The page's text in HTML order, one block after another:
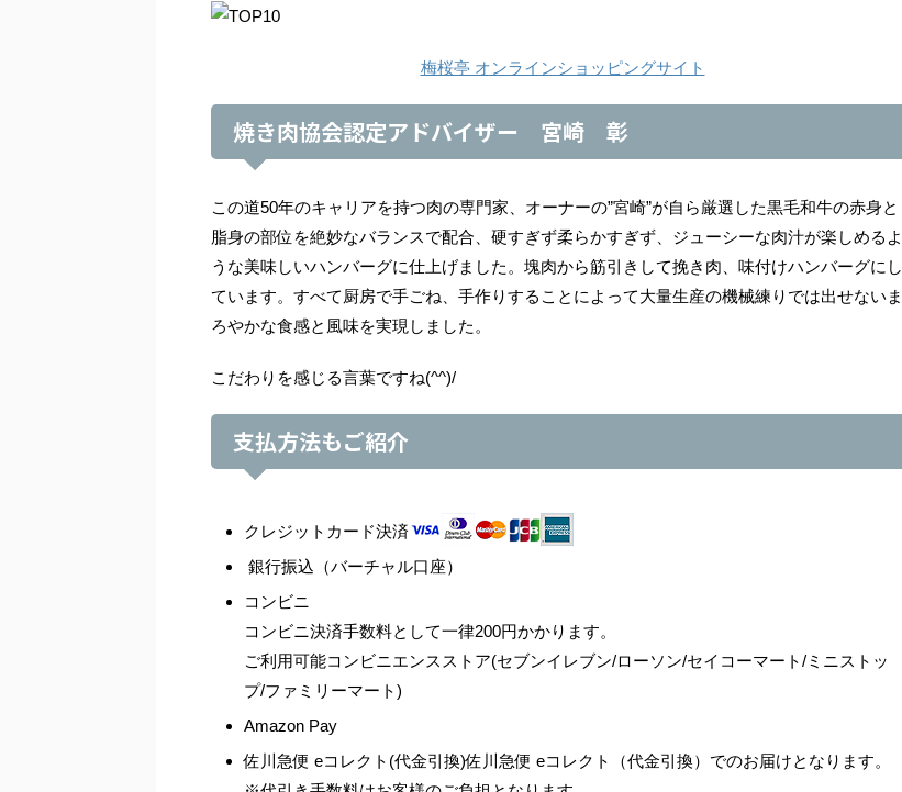
梅桜亭 オンラインショッピングサイト
焼き肉協会認定アドバイザー 宮崎 彰
この道50年のキャリアを持つ肉の専門家、オーナーの”宮崎”が自ら厳選した黒毛和牛の赤身と
脂身の部位を絶妙なバランスで配合、硬すぎず柔らかすぎず、ジューシーな肉汁が楽しめるよ
うな美味しいハンバーグに仕上げました。塊肉から筋引きして挽き肉、味付けハンバーグにし
ています。すべて厨房で手ごね、手作りすることによって大量生産の機械練りでは出せないま
ろやかな食感と風味を実現しました。
こだわりを感じる言葉ですね(^^)/
支払方法もご紹介
クレジットカード決済
銀行振込（バーチャル口座）
コンビニ
コンビニ決済手数料として一律200円かかります。
ご利用可能コンビニエンスストア(セブンイレブン/ローソン/セイコーマート/ミニストッ
プ/ファミリーマート)
Amazon Pay
佐川急便 eコレクト(代金引換)佐川急便 eコレクト（代金引換）でのお届けとなります。